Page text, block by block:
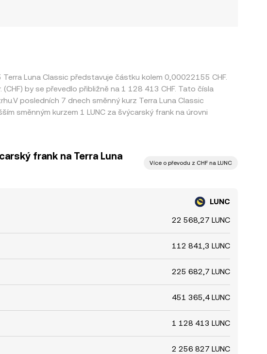
Luna Classic představuje částku kolem 0,00022155 CHF.
by se převedlo přibližně na 1 128 413 CHF. Tato čísla
posledních 7 dnech směnný kurz Terra Luna Classic
směnným kurzem 1 LUNC za švýcarský frank na úrovni
frank na Terra Luna
Více o převodu z CHF na LUNC
LUNC
22 568,27 LUNC
112 841,3 LUNC
225 682,7 LUNC
451 365,4 LUNC
1 128 413 LUNC
2 256 827 LUNC